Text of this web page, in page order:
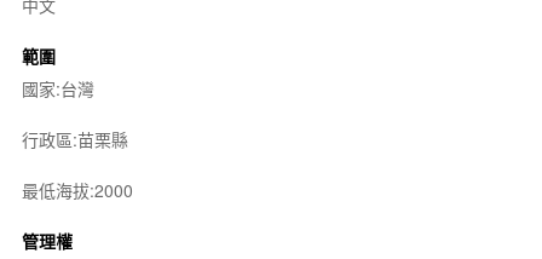
範圍
國家:台灣
行政區:苗栗縣
最低海拔:2000
管理權